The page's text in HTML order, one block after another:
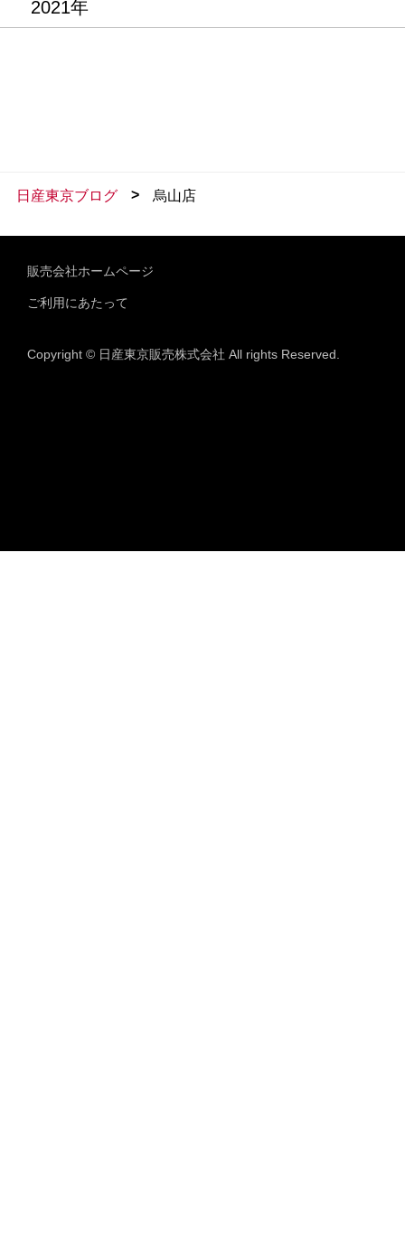
2021年
日産東京ブログ > 烏山店
販売会社ホームページ
ご利用にあたって
Copyright © 日産東京販売株式会社 All rights Reserved.